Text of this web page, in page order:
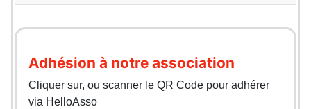
Adhésion à notre association
Cliquer sur, ou scanner le QR Code pour adhérer
via HelloAsso